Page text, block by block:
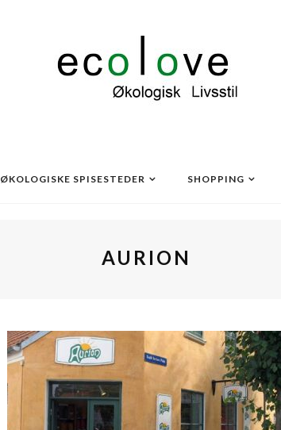
ØKOLOGISKE SPISESTEDER SHOPPING
AURION